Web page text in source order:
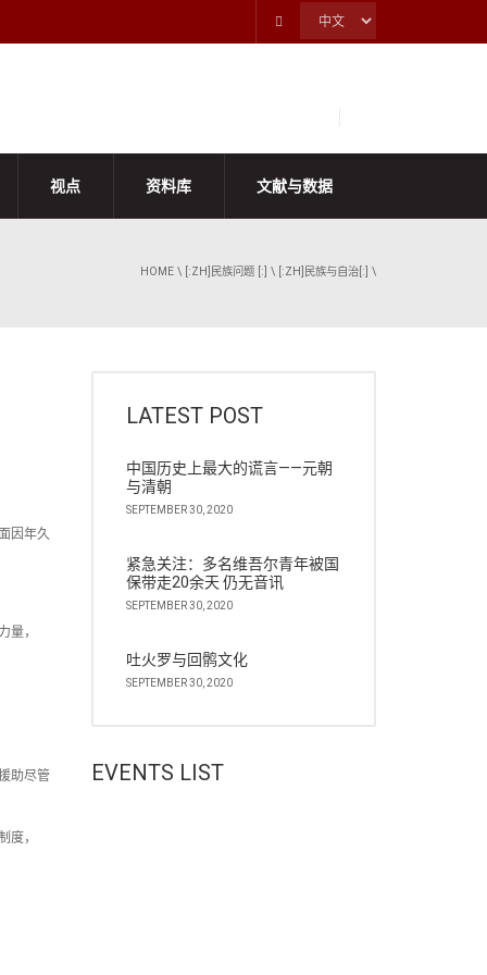
视点 资料库 文献与数据
HOME \ [:ZH]民族问题 [:] \ [:ZH]民族与自治[:] \
因年久
量，
助尽管
度，
LATEST POST
中国历史上最大的谎言——元朝
与清朝
SEPTEMBER 30, 2020
紧急关注：多名维吾尔青年被国
保带走20余天 仍无音讯
SEPTEMBER 30, 2020
吐火罗与回鹘文化
SEPTEMBER 30, 2020
EVENTS LIST